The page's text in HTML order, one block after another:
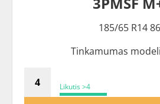
185/65 R14
Tinkamumas
Likutis >4